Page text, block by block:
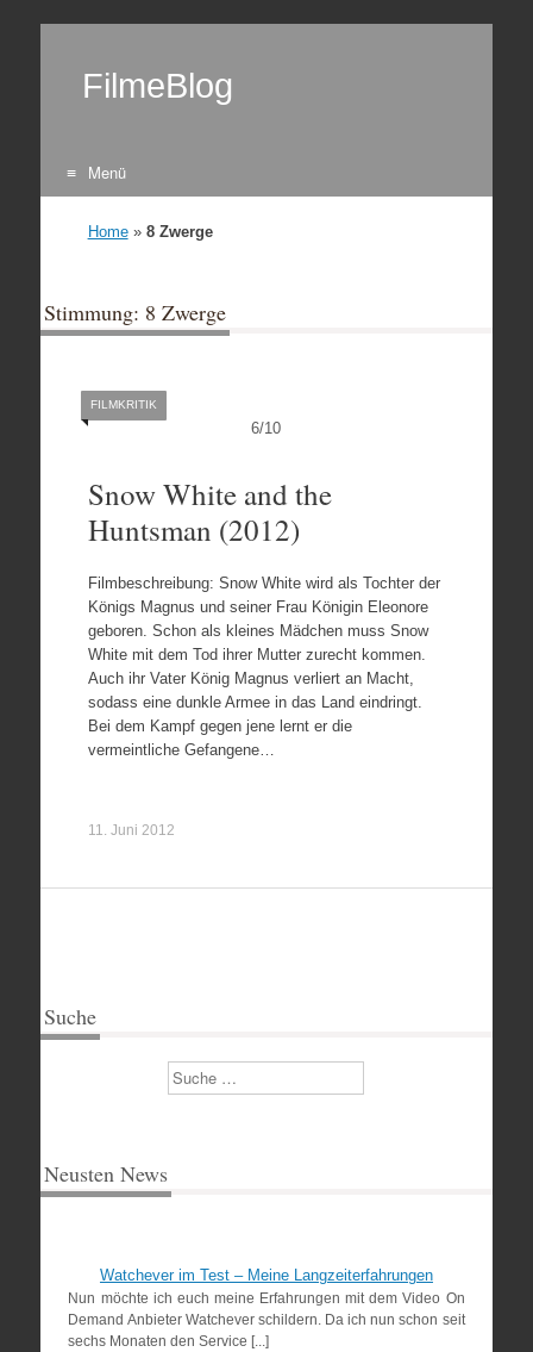
FilmeBlog
Menü
Home» 8 Zwerge
Stimmung: 8 Zwerge
6/10
FILMKRITIK
Snow White and the
Huntsman (2012)
Filmbeschreibung: Snow White wird als Tochter der
Königs Magnus und seiner Frau Königin Eleonore
geboren. Schon als kleines Mädchen muss Snow
White mit dem Tod ihrer Mutter zurecht kommen.
Auch ihr Vater König Magnus verliert an Macht,
sodass eine dunkle Armee in das Land eindringt.
Bei dem Kampf gegen jene lernt er die
vermeintliche Gefangene…
11. Juni 2012
Suche
Suchen
Neusten News
Watchever im Test – Meine Langzeiterfahrungen
Nun möchte ich euch meine Erfahrungen mit dem Video On
Demand Anbieter Watchever schildern. Da ich nun schon seit
sechs Monaten den Service [...]